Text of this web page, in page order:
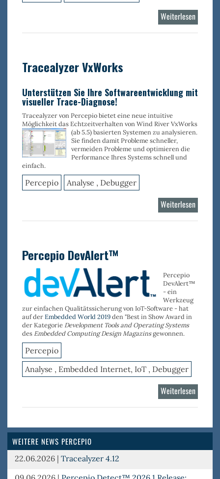
Weiterlesen
Tracealyzer VxWorks
Unterstützen Sie Ihre Softwareentwicklung mit
visueller Trace-Diagnose!
Tracealyzer von Percepio bietet eine neue intuitive
Möglichkeit das Echtzeitverhalten von Wind River VxWorks
(ab 5.5) basierten Systemen zu analysieren.
Sie finden damit Probleme schneller,
vermeiden Probleme und optimieren die
Performance Ihres Systems schnell und
einfach.
Percepio Analyse , Debugger
Weiterlesen
Percepio DevAlert™
Percepio
DevAlert™
- ein
Werkzeug
zur einfachen Qualitätssicherung von IoT-Software - hat
auf derEmbedded World 2019den "Best in Show Award in
der Kategorie Development Tools and Operating Systems
des Embedded Computing Design Magazinsgewonnen.
Percepio
Analyse , Embedded Internet, IoT , Debugger
Weiterlesen
WEITERE NEWS PERCEPIO
22.06.2026 | Tracealyzer 4.12